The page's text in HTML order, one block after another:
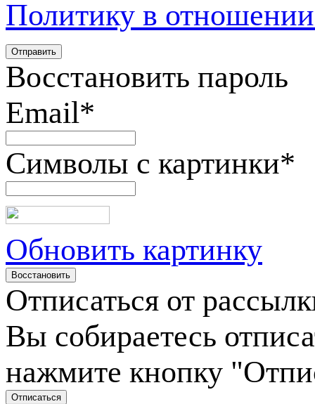
Политику в
Восстановить пароль
Email*
Символы с картинки*
Обновить картинку
Отписаться от
Вы собираетесь
нажмите кнопку